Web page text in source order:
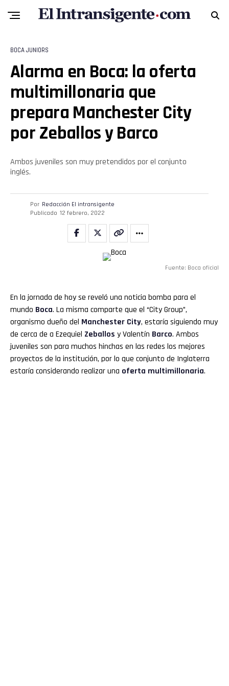
BOCA JUNIORS
Alarma en Boca: la oferta
multimillonaria que
prepara Manchester City
por Zeballos y Barco
Ambos juveniles son muy pretendidos por el conjunto
inglés.
Por Redacción El intransigente
Publicado 12 febrero, 2022
Fuente: Boca oficial
En la jornada de hoy se reveló una noticia bomba para el
mundo Boca. La misma comparte que el “City Group”,
organismo dueño del Manchester City, estaría siguiendo muy
de cerca de a Ezequiel Zeballos y Valentín Barco. Ambos
juveniles son para muchos hinchas en las redes los mejores
proyectos de la institución, por lo que conjunto de Inglaterra
estaría considerando realizar una oferta multimillonaria.
Reddit
Pinterest
Whatsapp